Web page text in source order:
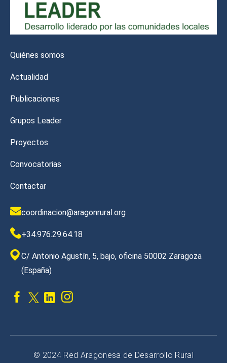
Quiénes somos
Actualidad
Publicaciones
Grupos Leader
Proyectos
Convocatorias
Contactar
coordinacion@aragonrural.org
+34.976.29.64.18
C/ Antonio Agustín, 5, bajo, oficina 50002 Zaragoza
(España)
© 2024 Red Aragonesa de Desarrollo Rural